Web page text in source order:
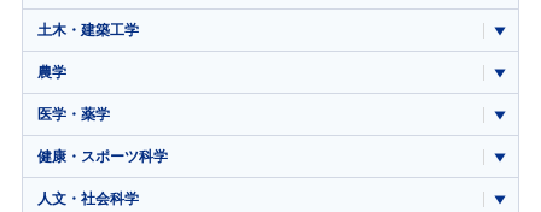
土木・建築工学
農学
医学・薬学
健康・スポーツ科学
人文・社会科学